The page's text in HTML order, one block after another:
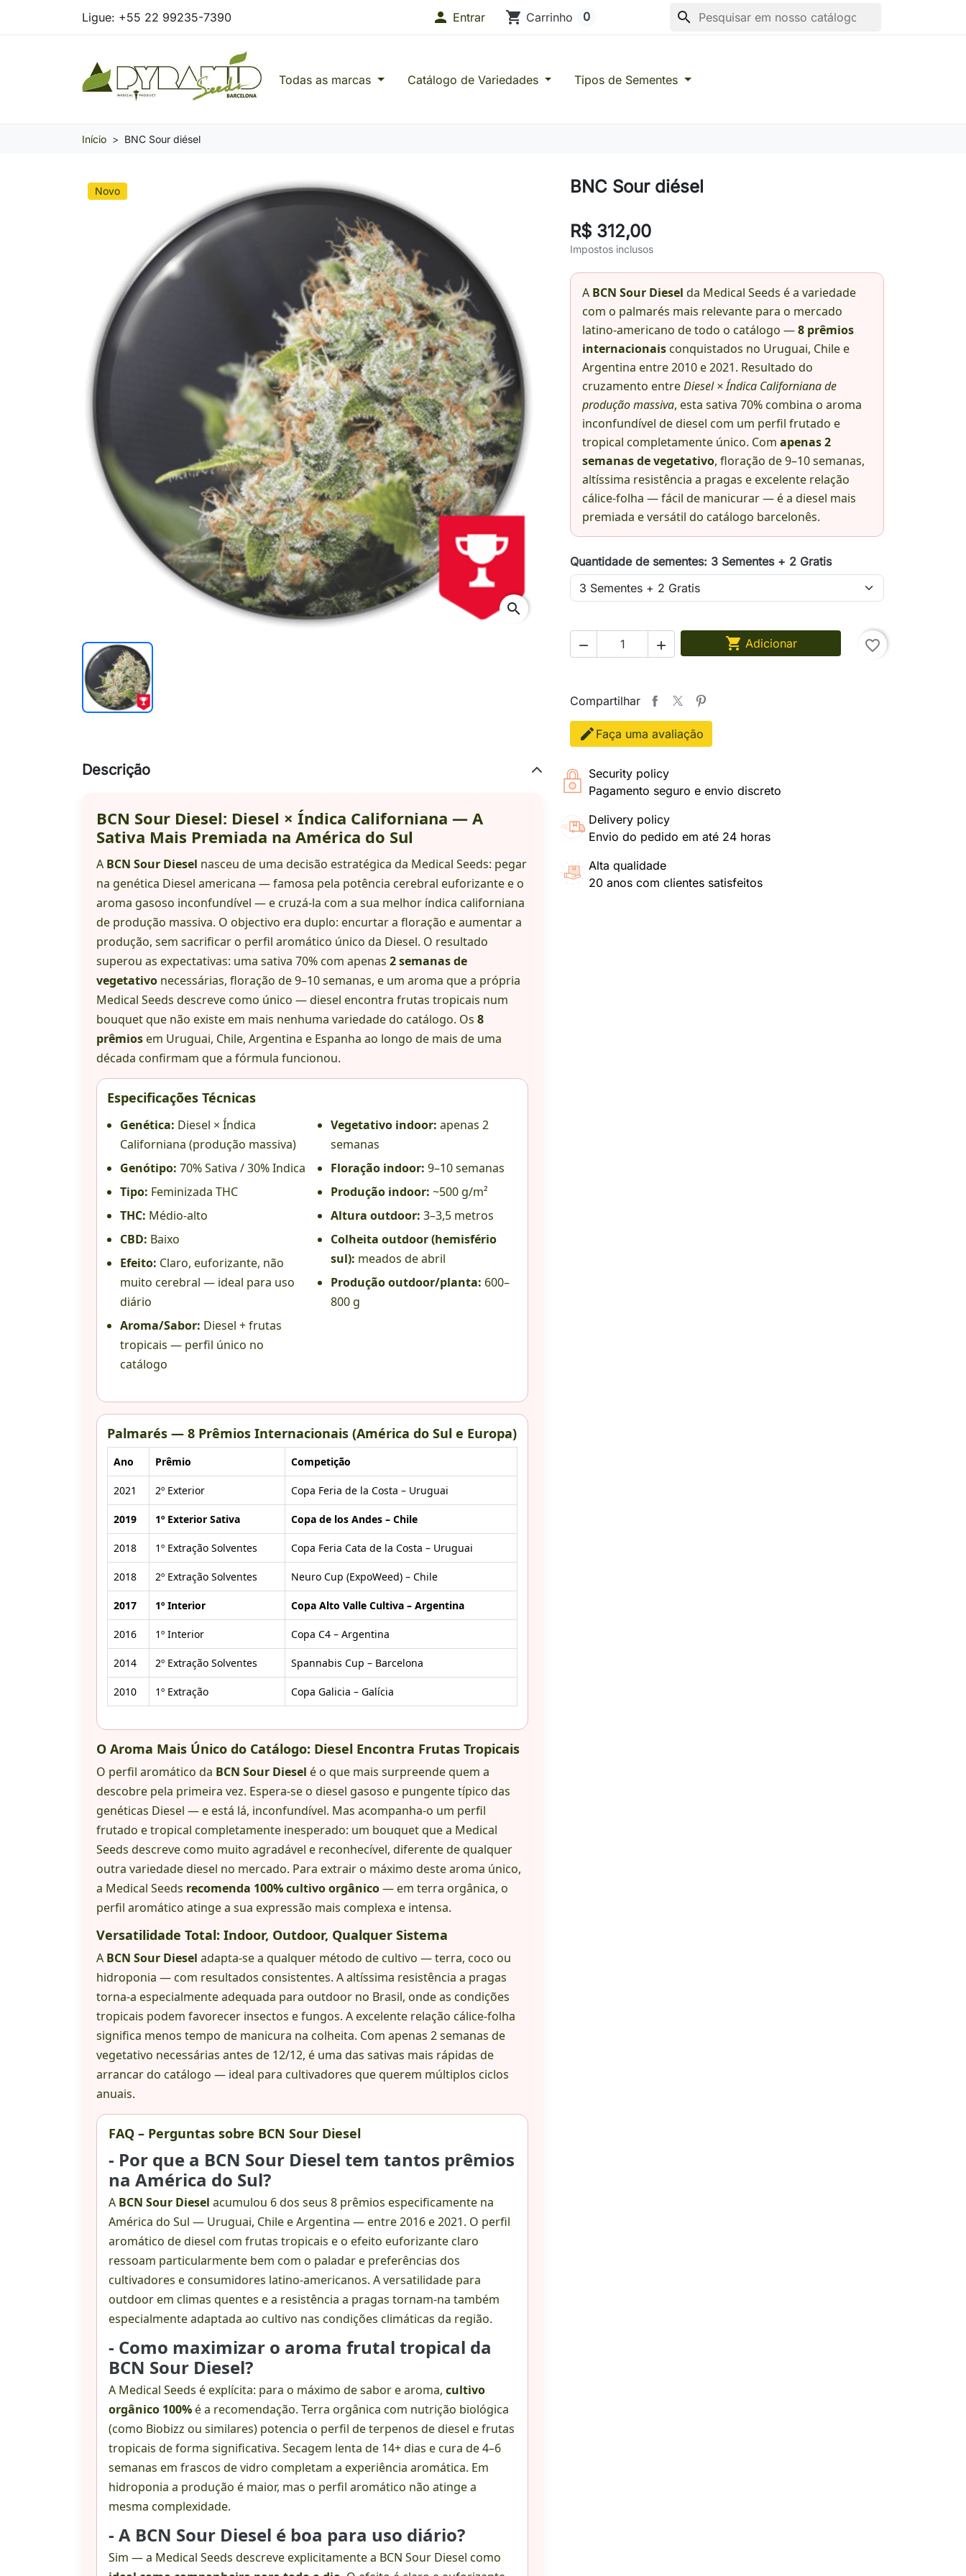
Ligue: +55 22 99235-7390 search
 Entrar shopping_cart Carrinho 0
Pyramid Seeds Brasil: O Seu Banco de Seeds de Confiança
Todas as marcas Catálogo de Variedades Tipos de Sementes
Início BNC Sour diésel
Novo
search
BNC Sour diésel
R$ 312,00
Impostos inclusos
A BCN Sour Diesel da Medical Seeds é a variedade
com o palmarés mais relevante para o mercado
latino-americano de todo o catálogo —8 prêmios
internacionaisconquistados no Uruguai, Chile e
Argentina entre 2010 e 2021. Resultado do
cruzamento entreDiesel × Índica Californiana de
produção massiva, esta sativa 70% combina o aroma
inconfundível de diesel com um perfil frutado e
tropical completamente único. Com apenas 2
semanas de vegetativo, floração de 9–10 semanas,
altíssima resistência a pragas e excelente relação
cálice-folha — fácil de manicurar — é a diesel mais
premiada e versátil do catálogo barcelonês.
Quantidade de sementes: 3 Sementes + 2 Gratis
   Adicionar favorite_border
Compartilhar
Faça uma avaliação
Security policy
Pagamento seguro e envio discreto
Delivery policy
Envio do pedido em até 24 horas
Alta qualidade
20 anos com clientes satisfeitos
Descrição
BCN Sour Diesel: Diesel × Índica Californiana — A
Sativa Mais Premiada na América do Sul
A BCN Sour Diesel nasceu de uma decisão estratégica da Medical Seeds: pegar
na genética Diesel americana — famosa pela potência cerebral euforizante e o
aroma gasoso inconfundível — e cruzá-la com a sua melhor índica californiana
de produção massiva. O objectivo era duplo: encurtar a floração e aumentar a
produção, sem sacrificar o perfil aromático único da Diesel. O resultado
superou as expectativas: uma sativa 70% com apenas 2 semanas de
vegetativo necessárias, floração de 9–10 semanas, e um aroma que a própria
Medical Seeds descreve como único — diesel encontra frutas tropicais num
bouquet que não existe em mais nenhuma variedade do catálogo. Os 8
prêmiosem Uruguai, Chile, Argentina e Espanha ao longo de mais de uma
década confirmam que a fórmula funcionou.
Especificações Técnicas
Genética: Diesel × Índica
Californiana (produção massiva)
Genótipo: 70% Sativa / 30% Indica
Tipo: Feminizada THC
THC: Médio-alto
CBD: Baixo
Efeito: Claro, euforizante, não
muito cerebral — ideal para uso
diário
Aroma/Sabor: Diesel + frutas
tropicais — perfil único no
catálogo
Vegetativo indoor: apenas 2
semanas
Floração indoor: 9–10 semanas
Produção indoor: ~500 g/m²
Altura outdoor: 3–3,5 metros
Colheita outdoor (hemisfério
sul): meados de abril
Produção outdoor/planta: 600–
800 g
Palmarés — 8 Prêmios Internacionais (América do Sul e Europa)
Ano Prêmio Competição
2021 2º Exterior Copa Feria de la Costa – Uruguai
2019 1º Exterior Sativa Copa de los Andes – Chile
2018 1º Extração Solventes Copa Feria Cata de la Costa – Uruguai
2018 2º Extração Solventes Neuro Cup (ExpoWeed) – Chile
2017 1º Interior Copa Alto Valle Cultiva – Argentina
2016 1º Interior Copa C4 – Argentina
2014 2º Extração Solventes Spannabis Cup – Barcelona
2010 1º Extração Copa Galicia – Galícia
O Aroma Mais Único do Catálogo: Diesel Encontra Frutas Tropicais
O perfil aromático da BCN Sour Diesel é o que mais surpreende quem a
descobre pela primeira vez. Espera-se o diesel gasoso e pungente típico das
genéticas Diesel — e está lá, inconfundível. Mas acompanha-o um perfil
frutado e tropical completamente inesperado: um bouquet que a Medical
Seeds descreve como muito agradável e reconhecível, diferente de qualquer
outra variedade diesel no mercado. Para extrair o máximo deste aroma único,
a Medical Seeds recomenda 100% cultivo orgânico— em terra orgânica, o
perfil aromático atinge a sua expressão mais complexa e intensa.
Versatilidade Total: Indoor, Outdoor, Qualquer Sistema
A BCN Sour Diesel adapta-se a qualquer método de cultivo — terra, coco ou
hidroponia — com resultados consistentes. A altíssima resistência a pragas
torna-a especialmente adequada para outdoor no Brasil, onde as condições
tropicais podem favorecer insectos e fungos. A excelente relação cálice-folha
significa menos tempo de manicura na colheita. Com apenas 2 semanas de
vegetativo necessárias antes de 12/12, é uma das sativas mais rápidas de
arrancar do catálogo — ideal para cultivadores que querem múltiplos ciclos
anuais.
FAQ – Perguntas sobre BCN Sour Diesel
- Por que a BCN Sour Diesel tem tantos prêmios
na América do Sul?
A BCN Sour Diesel acumulou 6 dos seus 8 prêmios especificamente na
América do Sul — Uruguai, Chile e Argentina — entre 2016 e 2021. O perfil
aromático de diesel com frutas tropicais e o efeito euforizante claro
ressoam particularmente bem com o paladar e preferências dos
cultivadores e consumidores latino-americanos. A versatilidade para
outdoor em climas quentes e a resistência a pragas tornam-na também
especialmente adaptada ao cultivo nas condições climáticas da região.
- Como maximizar o aroma frutal tropical da
BCN Sour Diesel?
A Medical Seeds é explícita: para o máximo de sabor e aroma, cultivo
orgânico 100%é a recomendação. Terra orgânica com nutrição biológica
(como Biobizz ou similares) potencia o perfil de terpenos de diesel e frutas
tropicais de forma significativa. Secagem lenta de 14+ dias e cura de 4–6
semanas em frascos de vidro completam a experiência aromática. Em
hidroponia a produção é maior, mas o perfil aromático não atinge a
mesma complexidade.
- A BCN Sour Diesel é boa para uso diário?
Sim — a Medical Seeds descreve explicitamente a BCN Sour Diesel como